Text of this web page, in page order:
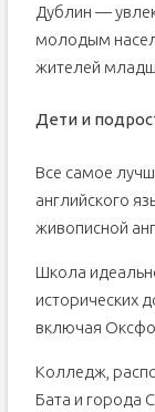
Дублин —
молодым
жителей
Дети и
Все самое
английского
живописной
Школа
исторических
включая
Колледж,
Бата и города